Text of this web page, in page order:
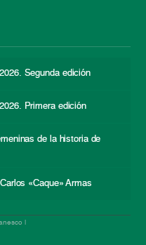
Segunda edición
Primera edición
de la historia de
«Caque» Armas
|